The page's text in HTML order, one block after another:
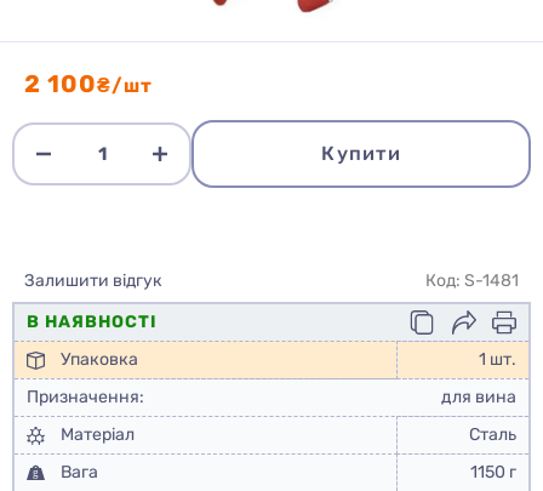
2 100₴/шт
Купити
Залишити відгук
Код: S-1481
В НАЯВНОСТІ
Упаковка
1 шт.
Призначення:
для вина
Матеріал
Сталь
Вага
1150 г